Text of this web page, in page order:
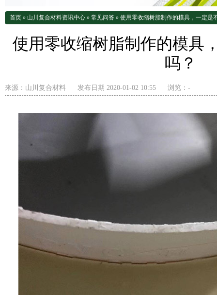
首页 » 山川复合材料资讯中心 » 常见问答 » 使用零收缩树脂制作的模具，一定是
使用零收缩树脂制作的模具
吗？
来源： 山川复合材料 发布日期 2020-01-02 10:55 浏览： -